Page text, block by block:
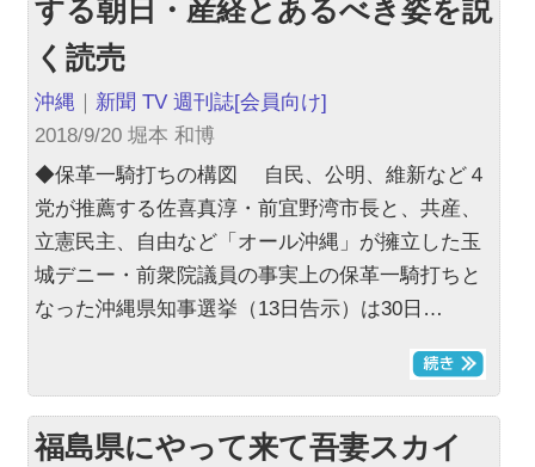
する朝日・産経とあるべき姿を説
く読売
沖縄 ｜ 新聞 TV 週刊誌[会員向け]
2018/9/20 堀本 和博
◆保革一騎打ちの構図 自民、公明、維新など４
党が推薦する佐喜真淳・前宜野湾市長と、共産、
立憲民主、自由など「オール沖縄」が擁立した玉
城デニー・前衆院議員の事実上の保革一騎打ちと
なった沖縄県知事選挙（13日告示）は30日…
福島県にやって来て吾妻スカイ